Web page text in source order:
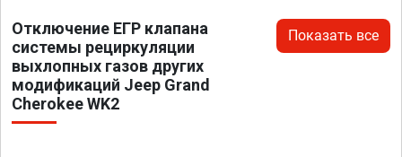
Отключение ЕГР клапана
системы рециркуляции
выхлопных газов других
модификаций Jeep Grand
Cherokee WK2
Показать все